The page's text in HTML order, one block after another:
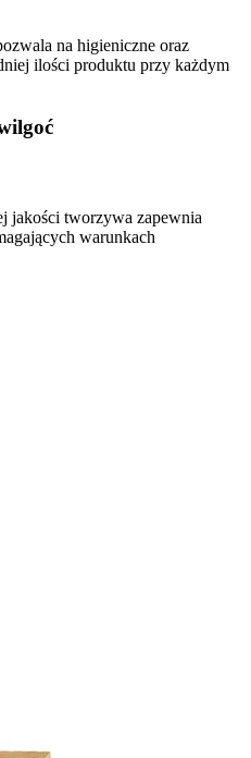
na higieniczne oraz
ilości produktu przy każdym
jakości tworzywa zapewnia
warunkach